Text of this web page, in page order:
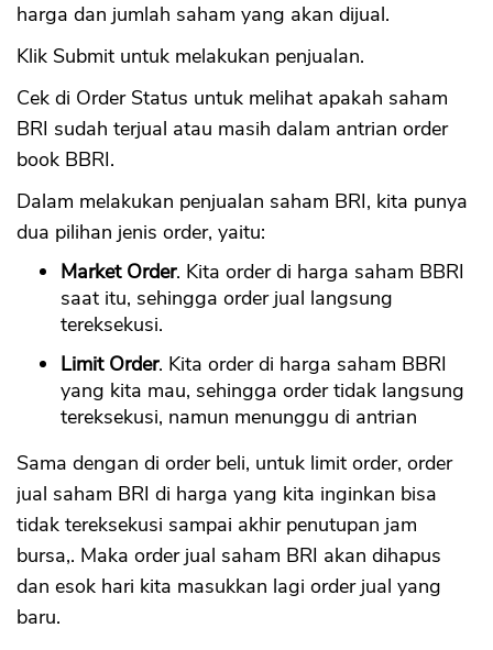
harga dan jumlah saham yang akan dijual.
Klik Submit untuk melakukan penjualan.
Cek di Order Status untuk melihat apakah saham
BRI sudah terjual atau masih dalam antrian order
book BBRI.
Dalam melakukan penjualan saham BRI, kita punya
dua pilihan jenis order, yaitu:
Market Order. Kita order di harga saham BBRI
saat itu, sehingga order jual langsung
tereksekusi.
Limit Order. Kita order di harga saham BBRI
yang kita mau, sehingga order tidak langsung
tereksekusi, namun menunggu di antrian
Sama dengan di order beli, untuk limit order, order
jual saham BRI di harga yang kita inginkan bisa
tidak tereksekusi sampai akhir penutupan jam
bursa,. Maka order jual saham BRI akan dihapus
dan esok hari kita masukkan lagi order jual yang
baru.